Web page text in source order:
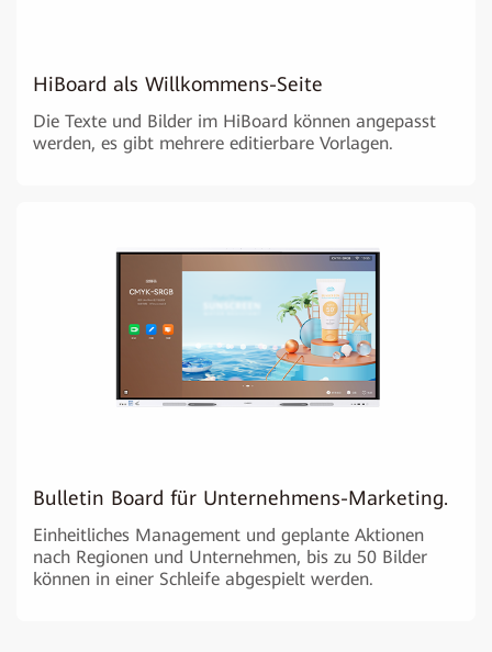
HiBoard als Willkommens-Seite
Die Texte und Bilder im HiBoard können angepasst
werden, es gibt mehrere editierbare Vorlagen.
Bulletin Board für Unternehmens-Marketing.
Einheitliches Management und geplante Aktionen
nach Regionen und Unternehmen, bis zu 50 Bilder
können in einer Schleife abgespielt werden.